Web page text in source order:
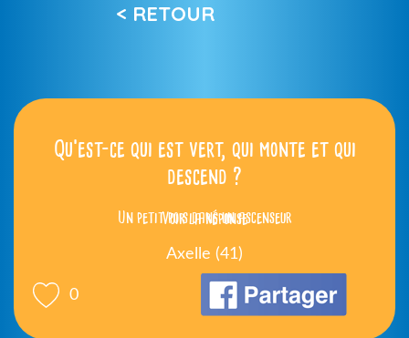
< RETOUR
Qu’est-ce qui est vert, qui monte et qui
descend ?
Voir la réponse
Un petit pois dans un ascenseur
0
Axelle (41)